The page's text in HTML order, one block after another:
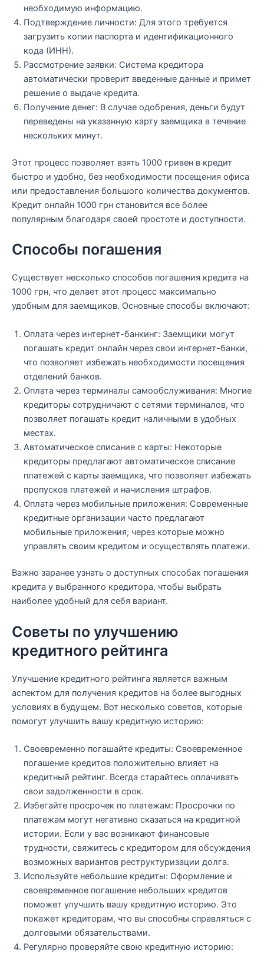
необходимую информацию.
Подтверждение личности: Для этого требуется
загрузить копии паспорта и идентификационного
кода (ИНН).
Рассмотрение заявки: Система кредитора
автоматически проверит введенные данные и примет
решение о выдаче кредита.
Получение денег: В случае одобрения, деньги будут
переведены на указанную карту заемщика в течение
нескольких минут.
Этот процесс позволяет взять 1000 гривен в кредит
быстро и удобно, без необходимости посещения офиса
или предоставления большого количества документов.
Кредит онлайн 1000 грн становится все более
популярным благодаря своей простоте и доступности.
Способы погашения
Существует несколько способов погашения кредита на
1000 грн, что делает этот процесс максимально
удобным для заемщиков. Основные способы включают:
Оплата через интернет-банкинг: Заемщики могут
погашать кредит онлайн через свои интернет-банки,
что позволяет избежать необходимости посещения
отделений банков.
Оплата через терминалы самообслуживания: Многие
кредиторы сотрудничают с сетями терминалов, что
позволяет погашать кредит наличными в удобных
местах.
Автоматическое списание с карты: Некоторые
кредиторы предлагают автоматическое списание
платежей с карты заемщика, что позволяет избежать
пропусков платежей и начисления штрафов.
Оплата через мобильные приложения: Современные
кредитные организации часто предлагают
мобильные приложения, через которые можно
управлять своим кредитом и осуществлять платежи.
Важно заранее узнать о доступных способах погашения
кредита у выбранного кредитора, чтобы выбрать
наиболее удобный для себя вариант.
Советы по улучшению
кредитного рейтинга
Улучшение кредитного рейтинга является важным
аспектом для получения кредитов на более выгодных
условиях в будущем. Вот несколько советов, которые
помогут улучшить вашу кредитную историю:
Своевременно погашайте кредиты: Своевременное
погашение кредитов положительно влияет на
кредитный рейтинг. Всегда старайтесь оплачивать
свои задолженности в срок.
Избегайте просрочек по платежам: Просрочки по
платежам могут негативно сказаться на кредитной
истории. Если у вас возникают финансовые
трудности, свяжитесь с кредитором для обсуждения
возможных вариантов реструктуризации долга.
Используйте небольшие кредиты: Оформление и
своевременное погашение небольших кредитов
поможет улучшить вашу кредитную историю. Это
покажет кредиторам, что вы способны справляться с
долговыми обязательствами.
Регулярно проверяйте свою кредитную историю: